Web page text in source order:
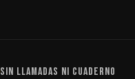
SIN LLAMADAS NI CUADERNO